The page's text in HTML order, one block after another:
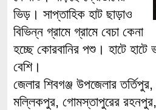
ভিড়। সাপ্তাহিক হাট ছাড়াও
বিভিন্ন গ্রামে গ্রামে বেচা কেনা
হচ্ছে কোরবানির পশু। হাটে
বেশি।
জেলার শিবগঞ্জ উপজেলার
মল্লিকপুর, গোমস্তাপুরের রহনপুর,